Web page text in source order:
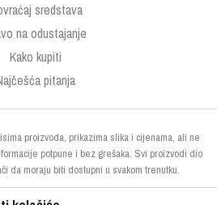
sredstava
na odustajanje
Kako kupiti
pitanja
proizvoda, prikazima slika i cijenama, ali ne
potpune i bez grešaka. Svi proizvodi dio
da moraju biti dostupni u svakom trenutku.